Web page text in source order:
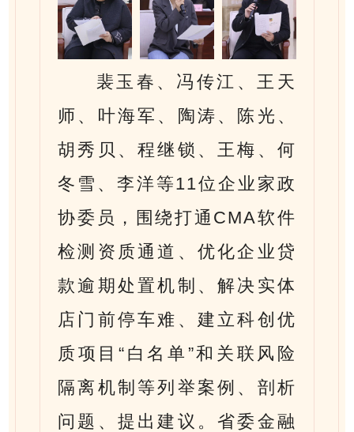
裴玉春、冯传江、王天
师、叶海军、陶涛、陈光、
胡秀贝、程继锁、王梅、何
冬雪、李洋等11位企业家政
协委员，围绕打通CMA软件
检测资质通道、优化企业贷
款逾期处置机制、解决实体
店门前停车难、建立科创优
质项目“白名单”和关联风险
隔离机制等列举案例、剖析
问题、提出建议。省委金融